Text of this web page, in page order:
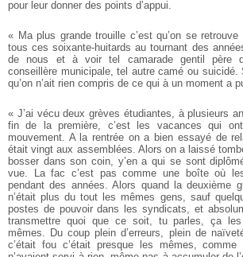
pour leur donner des points d’appui.
« Ma plus grande trouille c’est qu’on se
tous ces soixante-huitards au tournant des
de nous et à voir tel camarade gentil père
conseillère municipale, tel autre camé ou suicidé.
qu’on n’ait rien compris de ce qui à un moment a
« J’ai vécu deux grèves étudiantes, à plusieurs
fin de la première, c’est les vacances qui
mouvement. A la rentrée on a bien essayé de
était vingt aux assemblées. Alors on a laissé
bosser dans son coin, y’en a qui se sont
vue. La fac c’est pas comme une boîte où
pendant des années. Alors quand la deuxième
n’était plus du tout les mêmes gens, sauf
postes de pouvoir dans les syndicats, et
transmettre quoi que ce soit, tu parles, ça
mêmes. Du coup plein d’erreurs, plein de
c’était fou c’était presque les mêmes,